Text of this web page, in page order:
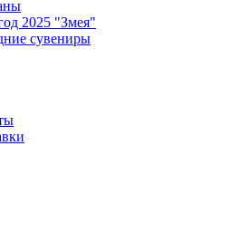
2025 "Змея"
сувениры